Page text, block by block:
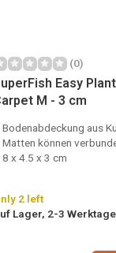
(0)
Easy
M - 3 cm
Bodenabdeckung aus
Matten können verbunden
8 x 4.5 x 3 cm
2 left
Lager, 2-3 Werktage